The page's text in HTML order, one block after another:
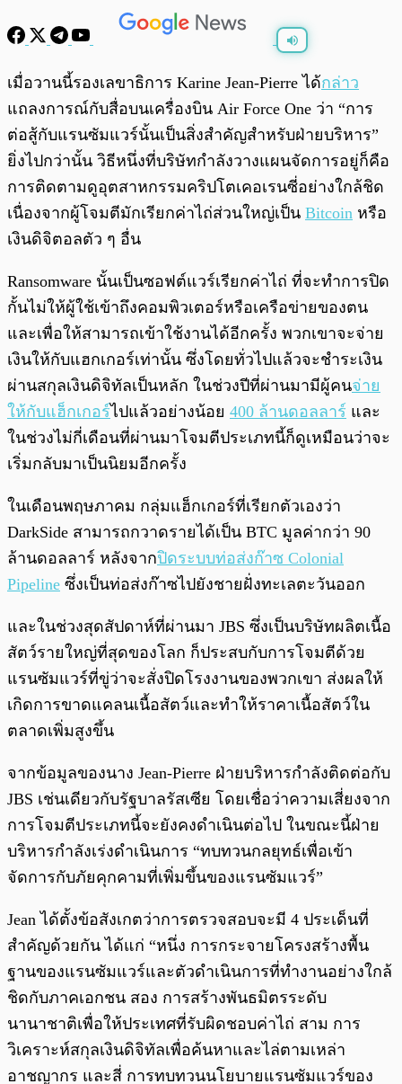
พร้อมเล่น 0:00 /
เมื่อวานนี้รองเลขาธิการ Karine Jean-Pierre ได้กล่าว
แถลงการณ์กับสื่อบนเครื่องบิน Air Force One ว่า “การ
ต่อสู้กับแรนซัมแวร์นั้นเป็นสิ่งสำคัญสำหรับฝ่ายบริหาร”
ยิ่งไปกว่านั้น วิธีหนึ่งที่บริษัทกำลังวางแผนจัดการอยู่ก็คือ
การติดตามดูอุตสาหกรรมคริปโตเคอเรนซี่อย่างใกล้ชิด
เนื่องจากผู้โจมตีมักเรียกค่าไถ่ส่วนใหญ่เป็น Bitcoin หรือ
เงินดิจิตอลตัว ๆ อื่น
Ransomware นั้นเป็นซอฟต์แวร์เรียกค่าไถ่ ที่จะทำการปิด
กั้นไม่ให้ผู้ใช้เข้าถึงคอมพิวเตอร์หรือเครือข่ายของตน
และเพื่อให้สามารถเข้าใช้งานได้อีกครั้ง พวกเขาจะจ่าย
เงินให้กับแฮกเกอร์เท่านั้น ซึ่งโดยทั่วไปแล้วจะชำระเงิน
ผ่านสกุลเงินดิจิทัลเป็นหลัก ในช่วงปีที่ผ่านมามีผู้คนจ่าย
ให้กับแฮ็กเกอร์ไปแล้วอย่างน้อย 400 ล้านดอลลาร์ และ
ในช่วงไม่กี่เดือนที่ผ่านมาโจมตีประเภทนี้ก็ดูเหมือนว่าจะ
เริ่มกลับมาเป็นนิยมอีกครั้ง
ในเดือนพฤษภาคม กลุ่มแฮ็กเกอร์ที่เรียกตัวเองว่า
DarkSide สามารถกวาดรายได้เป็น BTC มูลค่ากว่า 90
ล้านดอลลาร์ หลังจากปิดระบบท่อส่งก๊าซ Colonial
Pipeline ซึ่งเป็นท่อส่งก๊าซไปยังชายฝั่งทะเลตะวันออก
และในช่วงสุดสัปดาห์ที่ผ่านมา JBS ซึ่งเป็นบริษัทผลิตเนื้อ
สัตว์รายใหญ่ที่สุดของโลก ก็ประสบกับการโจมตีด้วย
แรนซัมแวร์ที่ขู่ว่าจะสั่งปิดโรงงานของพวกเขา ส่งผลให้
เกิดการขาดแคลนเนื้อสัตว์และทำให้ราคาเนื้อสัตว์ใน
ตลาดเพิ่มสูงขึ้น
จากข้อมูลของนาง Jean-Pierre ฝ่ายบริหารกำลังติดต่อกับ
JBS เช่นเดียวกับรัฐบาลรัสเซีย โดยเชื่อว่าความเสี่ยงจาก
การโจมตีประเภทนี้จะยังคงดำเนินต่อไป ในขณะนี้ฝ่าย
บริหารกำลังเร่งดำเนินการ “ทบทวนกลยุทธ์เพื่อเข้า
จัดการกับภัยคุกคามที่เพิ่มขึ้นของแรนซัมแวร์”
Jean ได้ตั้งข้อสังเกตว่าการตรวจสอบจะมี 4 ประเด็นที่
สำคัญด้วยกัน ได้แก่ “หนึ่ง การกระจายโครงสร้างพื้น
ฐานของแรนซัมแวร์และตัวดำเนินการที่ทำงานอย่างใกล้
ชิดกับภาคเอกชน สอง การสร้างพันธมิตรระดับ
นานาชาติเพื่อให้ประเทศที่รับผิดชอบค่าไถ่ สาม การ
วิเคราะห์สกุลเงินดิจิทัลเพื่อค้นหาและไล่ตามเหล่า
อาชญากร และสี่ การทบทวนนโยบายแรนซัมแวร์ของ